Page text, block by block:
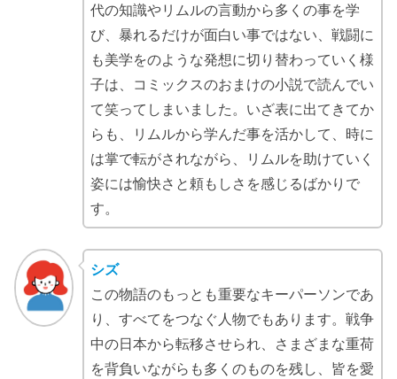
代の知識やリムルの言動から多くの事を学
び、暴れるだけが面白い事ではない、戦闘に
も美学をのような発想に切り替わっていく様
子は、コミックスのおまけの小説で読んでい
て笑ってしまいました。いざ表に出てきてか
らも、リムルから学んだ事を活かして、時に
は掌で転がされながら、リムルを助けていく
姿には愉快さと頼もしさを感じるばかりで
す。
シズ
この物語のもっとも重要なキーパーソンであ
り、すべてをつなぐ人物でもあります。戦争
中の日本から転移させられ、さまざまな重荷
を背負いながらも多くのものを残し、皆を愛